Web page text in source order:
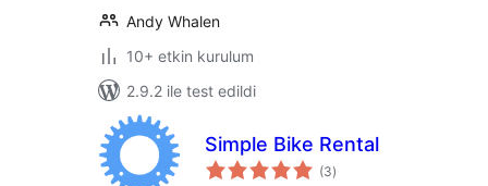
Andy Whalen
10+ etkin kurulum
2.9.2 ile test edildi
Simple Bike Rental
(3toplam
puan
)